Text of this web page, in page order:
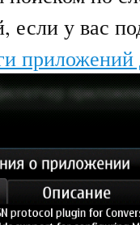
если у вас